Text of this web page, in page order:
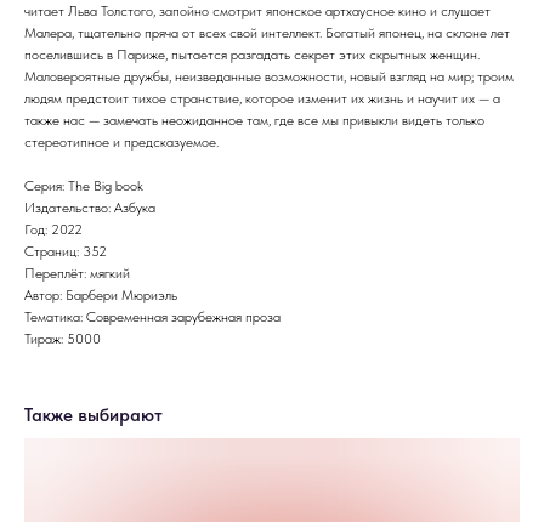
читает Льва Толстого, запойно смотрит японское артхаусное кино и слушает
Малера, тщательно пряча от всех свой интеллект. Богатый японец, на склоне лет
поселившись в Париже, пытается разгадать секрет этих скрытных женщин.
Маловероятные дружбы, неизведанные возможности, новый взгляд на мир; троим
людям предстоит тихое странствие, которое изменит их жизнь и научит их — а
также нас — замечать неожиданное там, где все мы привыкли видеть только
стереотипное и предсказуемое.
Серия: The Big book
Издательство: Азбука
Год: 2022
Страниц: 352
Переплёт: мягкий
Автор: Барбери Мюриэль
Тематика: Современная зарубежная проза
Тираж: 5000
Также выбирают